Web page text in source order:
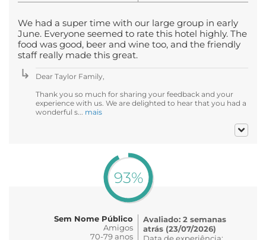
We had a super time with our large group in early
June. Everyone seemed to rate this hotel highly. The
food was good, beer and wine too, and the friendly
staff really made this great.
Dear Taylor Family,
Thank you so much for sharing your feedback and your
experience with us. We are delighted to hear that you had a
wonderful s... mais
93%
Sem Nome Público
Amigos
70-79 anos
Avaliado: 2 semanas
atrás (23/07/2026)